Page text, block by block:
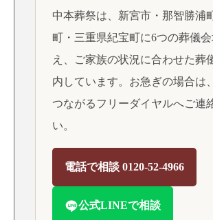
中本葬祭は、新宮市・那智勝浦
町・三重県紀宝町に6つの葬儀
え、ご家族の状況に合わせた葬
内しています。お急ぎの場合は
つながるフリーダイヤルへご連
い。
電話で相談 0120-52-4966
公式LINEで相談